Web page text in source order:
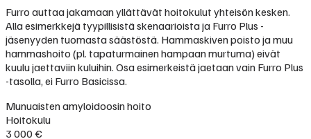
Furro auttaa jakamaan yllättävät hoitokulut yhteisön kesken.
Alla esimerkkejä tyypillisistä skenaarioista ja Furro Plus -
jäsenyyden tuomasta säästöstä. Hammaskiven poisto ja muu
hammashoito (pl. tapaturmainen hampaan murtuma) eivät
kuulu jaettaviin kuluihin. Osa esimerkeistä jaetaan vain Furro Plus
-tasolla, ei Furro Basicissa.
Munuaisten amyloidoosin hoito
Hoitokulu
3 000 €